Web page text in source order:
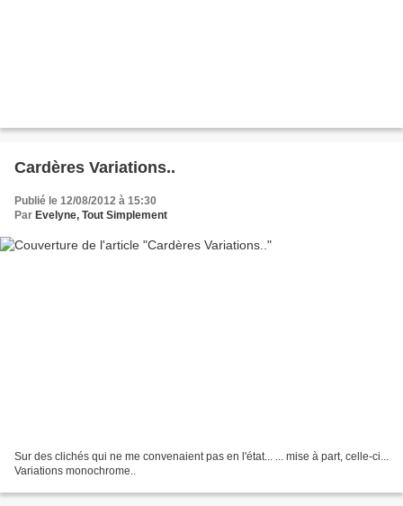
Cardères Variations..
Publié le 12/08/2012 à 15:30
Par Evelyne, Tout Simplement
Sur des clichés qui ne me convenaient pas en l'état... ... mise à part, celle-ci...
Variations monochrome..